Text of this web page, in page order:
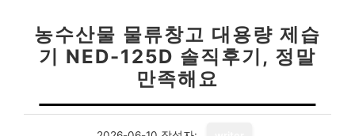
농수산물 물류창고 대용량 제습
기 NED-125D 솔직후기, 정말
만족해요